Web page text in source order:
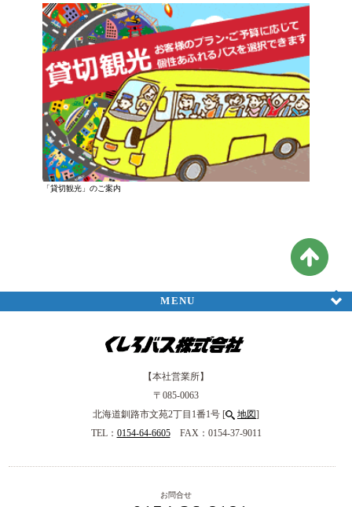
「貸切観光」のご案内
MENU
【本社営業所】
〒085-0063
北海道釧路市文苑2丁目1番1号 [
地図]
TEL： 0154-64-6605FAX：0154-37-9011
お問合せ